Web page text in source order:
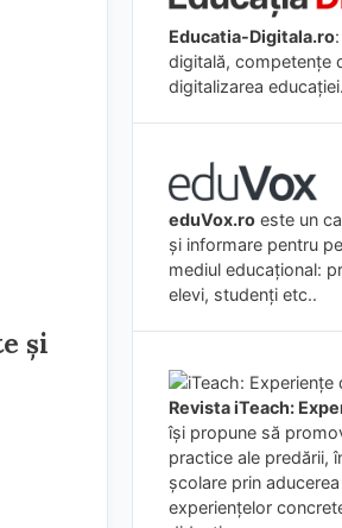
și
Educatia-Digitala.ro
digitală, competențe
digitalizarea educației.
eduVox.ro este un
și informare pentru
mediul educațional:
elevi, studenți etc..
Revista iTeach:
îşi propune să
practice ale predării,
şcolare prin
experienţelor